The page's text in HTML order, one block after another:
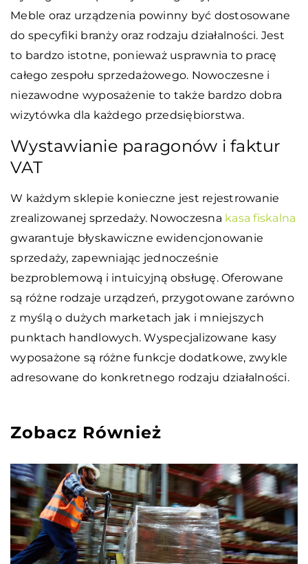
Meble oraz urządzenia powinny być dostosowane
do specyfiki branży oraz rodzaju działalności. Jest
to bardzo istotne, ponieważ usprawnia to pracę
całego zespołu sprzedażowego. Nowoczesne i
niezawodne wyposażenie to także bardzo dobra
wizytówka dla każdego przedsiębiorstwa.
Wystawianie paragonów i faktur
VAT
W każdym sklepie konieczne jest rejestrowanie
zrealizowanej sprzedaży. Nowoczesna kasa fiskalna
gwarantuje błyskawiczne ewidencjonowanie
sprzedaży, zapewniając jednocześnie
bezproblemową i intuicyjną obsługę. Oferowane
są różne rodzaje urządzeń, przygotowane zarówno
z myślą o dużych marketach jak i mniejszych
punktach handlowych. Wyspecjalizowane kasy
wyposażone są różne funkcje dodatkowe, zwykle
adresowane do konkretnego rodzaju działalności.
Zobacz Również